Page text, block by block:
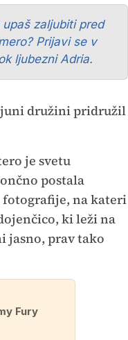
upaš zaljubiti pred
Prijavi se v
ljubezni Adria.
družini pridružil
je svetu
postala
na kateri
ki leži na
jasno, prav tako
Fury